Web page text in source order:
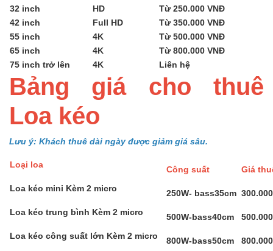
32 inch
HD
Từ 250.000 VNĐ
42 inch
Full HD
Từ 350.000 VNĐ
55 inch
4K
Từ 500.000 VNĐ
65 inch
4K
Từ 800.000 VNĐ
75 inch trở lên
4K Liên hệ
Bảng giá cho thuê
Loa kéo
Lưu ý: Khách thuê dài ngày được giảm giá sâu.
Loại loa Công suất
Giá
Loa kéo mini Kèm 2 micro
250W- bass35cm
Loa kéo trung bình Kèm 2 micro
500W-bass40cm
Loa kéo công suất lớn Kèm 2 micro
800W-bass50cm